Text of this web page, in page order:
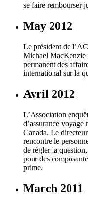
se faire rembourser
May 2012
Le président de
Michael MacKenzie
permanent des
international sur la
Avril 2012
L’Association
d’assurance voyage
Canada. Le
rencontre le
de régler la
pour des
prime.
March 2011